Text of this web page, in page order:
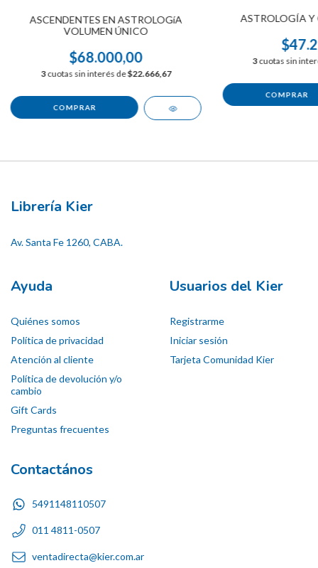
ASCENDENTES EN ASTROLOGíA
VOLUMEN ÚNICO
$68.000,00
3cuotas sin interés de$22.666,67
ASTROLOGÍA Y
3cuotas sin
Librería Kier
Av. Santa Fe 1260, CABA.
Ayuda
Quiénes somos
Política de privacidad
Atención al cliente
Política de devolución y/o
cambio
Gift Cards
Preguntas frecuentes
Usuarios del Kier
Registrarme
Iniciar sesión
Tarjeta Comunidad Kier
Contactános
5491148110507
011 4811-0507
ventadirecta@kier.com.ar